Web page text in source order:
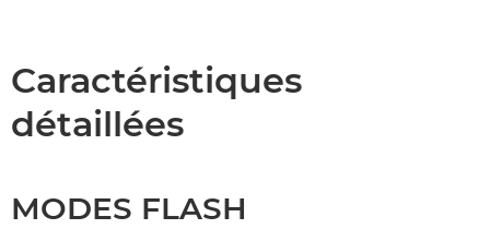
Caractéristiques
détaillées
MODES FLASH